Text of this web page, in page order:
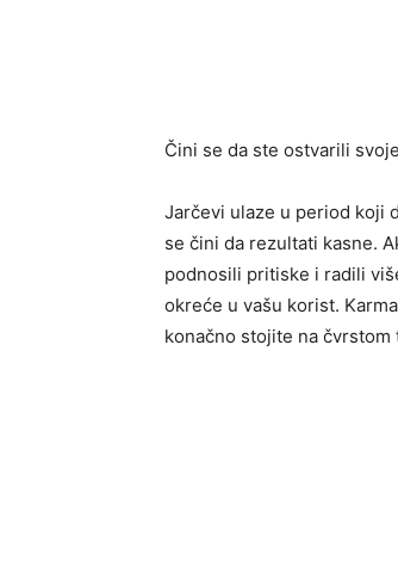
Čini se da ste ostvarili
Jarčevi ulaze u period koji
se čini da rezultati kasne.
podnosili pritiske i radili
okreće u vašu korist.
konačno stojite na čvrstom